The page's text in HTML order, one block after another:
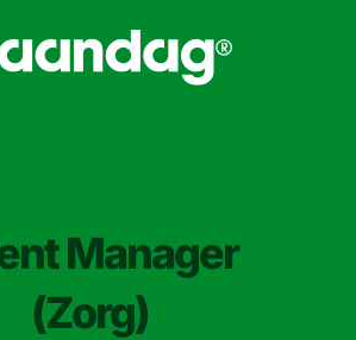
Manager
(Zorg)